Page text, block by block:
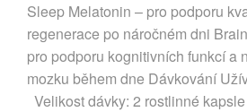
Sleep Melatonin – pro podporu
regenerace po náročném dni
pro podporu kognitivních funkcí a
mozku během dne Dávkování
Velikost dávky: 2 rostlinné